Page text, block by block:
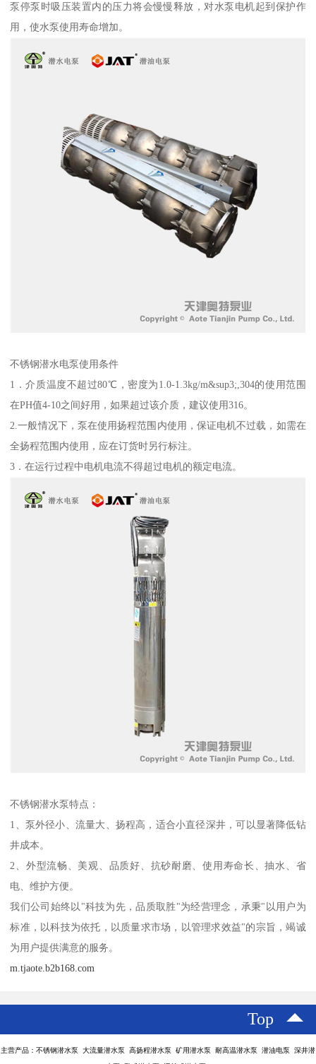
泵停泵时吸压装置内的压力将会慢慢释放，对水泵电机起到保护作
用，使水泵使用寿命增加。
不锈钢潜水电泵使用条件
1．介质温度不超过80℃，密度为1.0-1.3kg/m&sup3;,304的使用范围
在PH值4-10之间好用，如果超过该介质，建议使用316。
2.一般情况下，泵在使用扬程范围内使用，保证电机不过载，如需在
全扬程范围内使用，应在订货时另行标注。
3．在运行过程中电机电流不得超过电机的额定电流。
不锈钢潜水泵特点：
1、泵外径小、流量大、扬程高，适合小直径深井，可以显著降低钻
井成本。
2、外型流畅、美观、品质好、抗砂耐磨、使用寿命长、抽水、省
电、维护方便。
我们公司始终以"科技为先，品质取胜"为经营理念，承秉"以用户为
标准，以科技为依托，以质量求市场，以管理求效益"的宗旨，竭诚
为用户提供满意的服务。
m.tjaote.b2b168.com
Top
主营产品：不锈钢潜水泵 大流量潜水泵 高扬程潜水泵 矿用潜水泵 耐高温潜水泵 潜油电泵 深井潜